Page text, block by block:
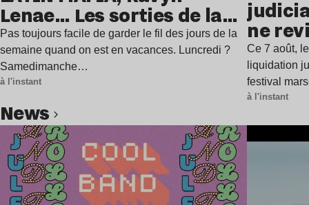
Lenae… Les sorties de la
semaine
Pas toujours facile de garder le fil des jours de la
semaine quand on est en vacances. Luncredi ?
Samedimanche…
à l'instant
ne
Ce 7 août,
liquidation
festival
à l'instant
news
Lire l’article